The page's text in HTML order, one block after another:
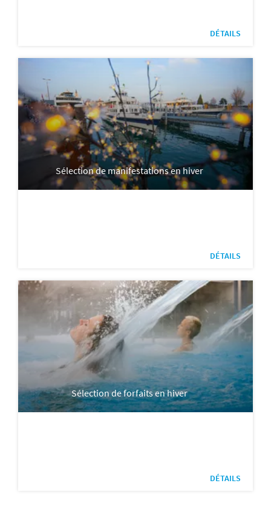
DÉTAILS
Sélection de manifestations en hiver
DÉTAILS
Sélection de forfaits en hiver
DÉTAILS